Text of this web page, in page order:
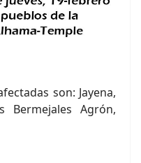
son: Jayena,
Bermejales Agrón,